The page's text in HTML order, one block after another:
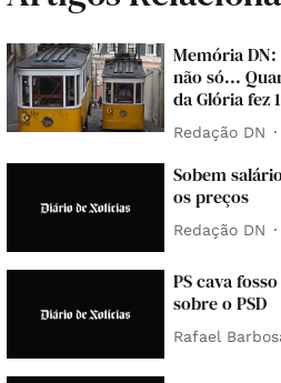
Memória
não só...
da Glória fez
Redação DN
Sobem
os preços
Redação DN
PS cava
sobre o PSD
Rafael